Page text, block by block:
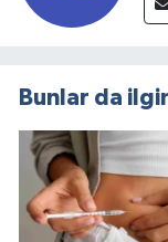
Bunlar da